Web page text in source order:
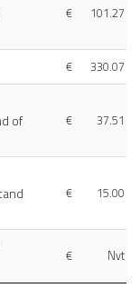
€ 101.27
€ 330.07
of
€ 37.51
€ 15.00
€ Nvt